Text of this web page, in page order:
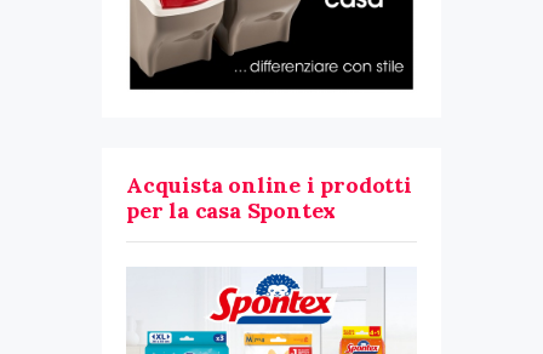
Acquista online i prodotti
per la casa Spontex